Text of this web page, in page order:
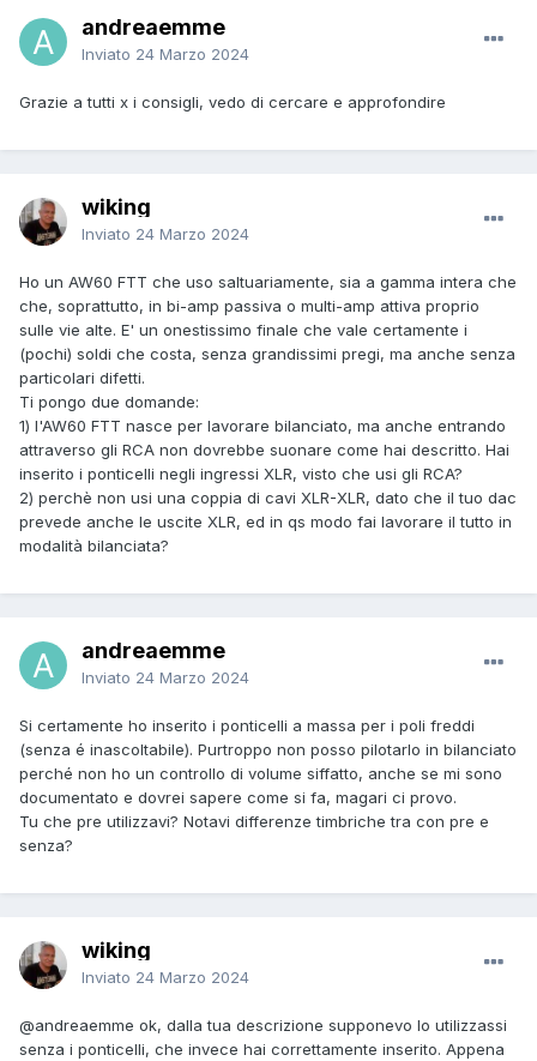
andreaemme
Inviato 24 Marzo 2024
Grazie a tutti x i consigli, vedo di cercare e approfondire
wiking
Inviato 24 Marzo 2024
Ho un AW60 FTT che uso saltuariamente, sia a gamma intera che
che, soprattutto, in bi-amp passiva o multi-amp attiva proprio
sulle vie alte. E' un onestissimo finale che vale certamente i
(pochi) soldi che costa, senza grandissimi pregi, ma anche senza
particolari difetti.
Ti pongo due domande:
1) l'AW60 FTT nasce per lavorare bilanciato, ma anche entrando
attraverso gli RCA non dovrebbe suonare come hai descritto. Hai
inserito i ponticelli negli ingressi XLR, visto che usi gli RCA?
2) perchè non usi una coppia di cavi XLR-XLR, dato che il tuo dac
prevede anche le uscite XLR, ed in qs modo fai lavorare il tutto in
modalità bilanciata?
andreaemme
Inviato 24 Marzo 2024
Si certamente ho inserito i ponticelli a massa per i poli freddi
(senza é inascoltabile). Purtroppo non posso pilotarlo in bilanciato
perché non ho un controllo di volume siffatto, anche se mi sono
documentato e dovrei sapere come si fa, magari ci provo.
Tu che pre utilizzavi? Notavi differenze timbriche tra con pre e
senza?
wiking
Inviato 24 Marzo 2024
@andreaemme ok, dalla tua descrizione supponevo lo utilizzassi
senza i ponticelli, che invece hai correttamente inserito. Appena